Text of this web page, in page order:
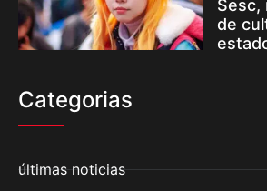
Sesc,
de
Categorias
últimas noticias